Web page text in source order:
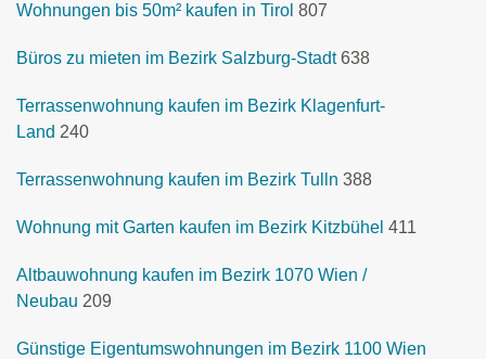
Wohnungen bis 50m² kaufen in Tirol 807
Büros zu mieten im Bezirk Salzburg-Stadt 638
Terrassenwohnung kaufen im Bezirk Klagenfurt-
Land 240
Terrassenwohnung kaufen im Bezirk Tulln 388
Wohnung mit Garten kaufen im Bezirk Kitzbühel 411
Altbauwohnung kaufen im Bezirk 1070 Wien /
Neubau 209
Günstige Eigentumswohnungen im Bezirk 1100 Wien